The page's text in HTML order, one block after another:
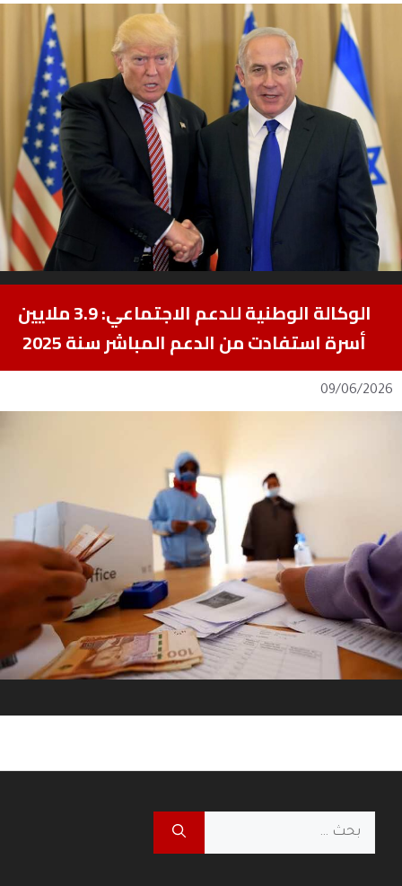
الوكالة الوطنية للدعم الاجتماعي: 3.9 ملايين
أسرة استفادت من الدعم المباشر سنة 2025
09/06/2026
البحث